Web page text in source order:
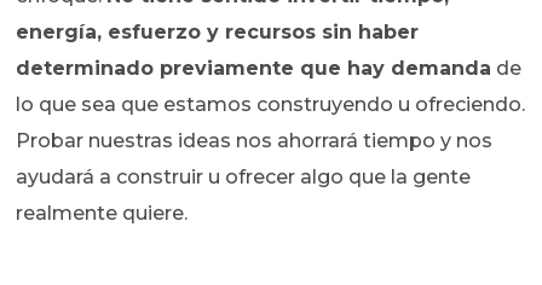
energía, esfuerzo y recursos sin haber
determinado previamente que hay demanda de
lo que sea que estamos construyendo u ofreciendo.
Probar nuestras ideas nos ahorrará tiempo y nos
ayudará a construir u ofrecer algo que la gente
realmente quiere.